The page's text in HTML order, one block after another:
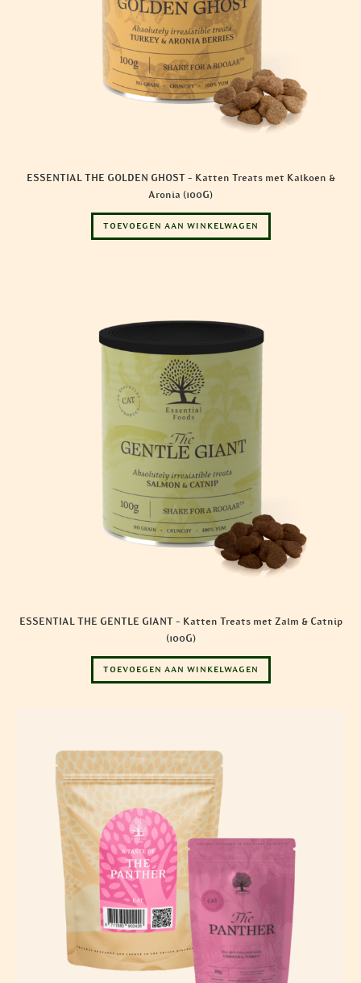
ESSENTIAL THE GOLDEN GHOST – Katten Treats met Kalkoen &
Aronia (100G)
TOEVOEGEN AAN WINKELWAGEN
ESSENTIAL THE GENTLE GIANT – Katten Treats met Zalm & Catnip
(100G)
TOEVOEGEN AAN WINKELWAGEN